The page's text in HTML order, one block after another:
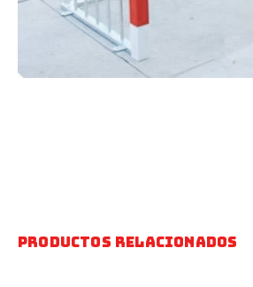
Productos relacionados